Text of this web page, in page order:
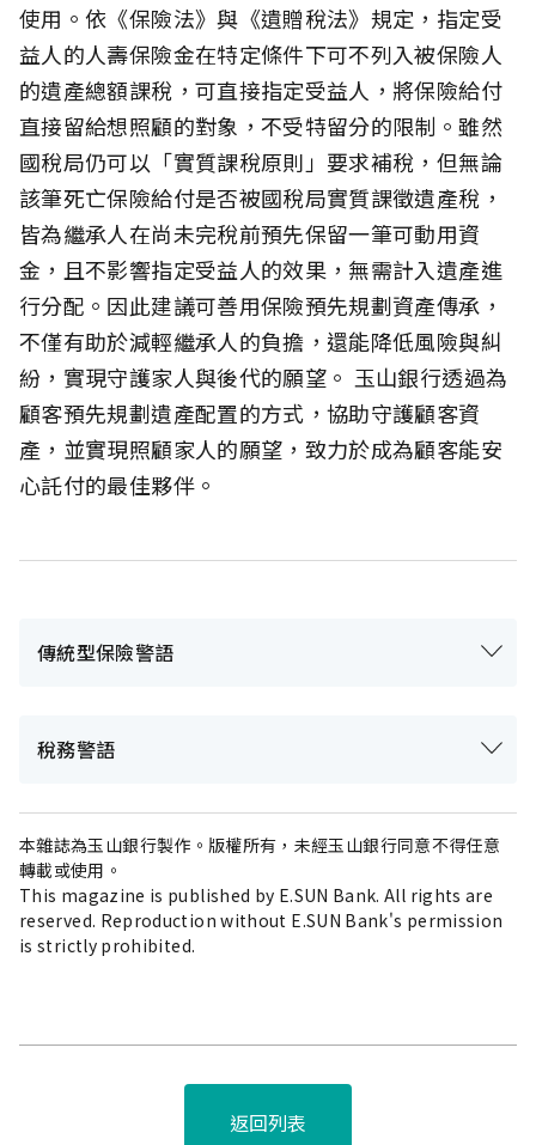
使用。依《保險法》與《遺贈稅法》規定，指定受
益人的人壽保險金在特定條件下可不列入被保險人
的遺產總額課稅，可直接指定受益人，將保險給付
直接留給想照顧的對象，不受特留分的限制。雖然
國稅局仍可以「實質課稅原則」要求補稅，但無論
該筆死亡保險給付是否被國稅局實質課徵遺產稅，
皆為繼承人在尚未完稅前預先保留一筆可動用資
金，且不影響指定受益人的效果，無需計入遺產進
行分配。因此建議可善用保險預先規劃資產傳承，
不僅有助於減輕繼承人的負擔，還能降低風險與糾
紛，實現守護家人與後代的願望。 玉山銀行透過為
顧客預先規劃遺產配置的方式，協助守護顧客資
產，並實現照顧家人的願望，致力於成為顧客能安
心託付的最佳夥伴。
傳統型保險警語
稅務警語
本雜誌為玉山銀行製作。版權所有，未經玉山銀行同意不得任意
轉載或使用。
This magazine is published by E.SUN Bank. All rights are
reserved. Reproduction without E.SUN Bank's permission
is strictly prohibited.
返回列表